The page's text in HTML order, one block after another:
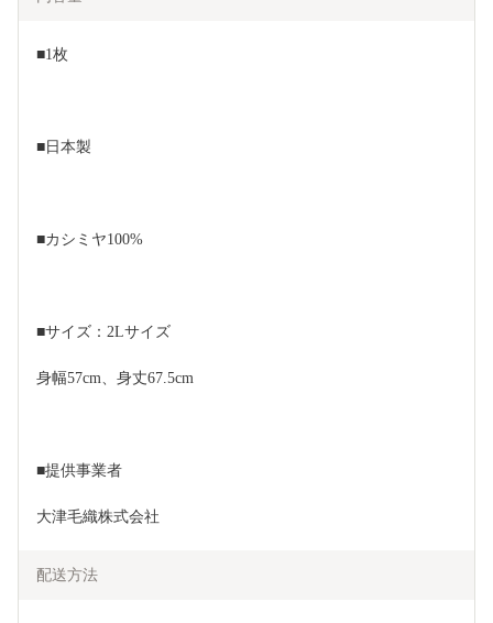
■1枚
■日本製
■カシミヤ100%
■サイズ：2Lサイズ
身幅57cm、身丈67.5cm
■提供事業者
大津毛織株式会社
配送方法